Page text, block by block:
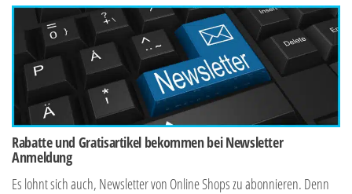
Rabatte und Gratisartikel bekommen bei Newsletter
Anmeldung
Es lohnt sich auch, Newsletter von Online Shops zu abonnieren. Denn